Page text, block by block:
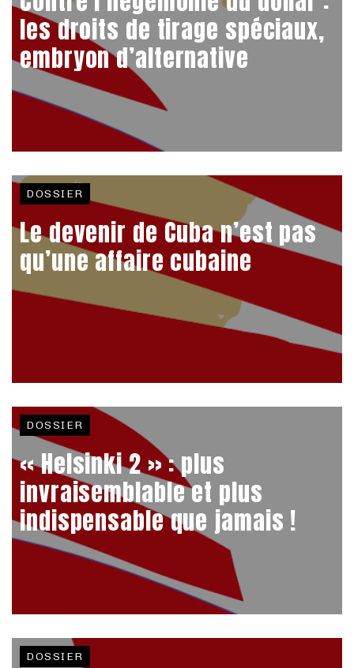
les droits de tirage spéciaux,
embryon d’alternative
DOSSIER
Le devenir de Cuba n’est pas
qu’une affaire cubaine
DOSSIER
« Helsinki 2 » : plus
invraisemblable et plus
indispensable que jamais !
DOSSIER